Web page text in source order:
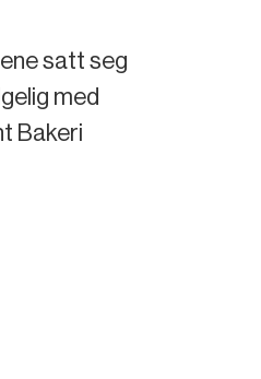
satt seg
med
Bakeri